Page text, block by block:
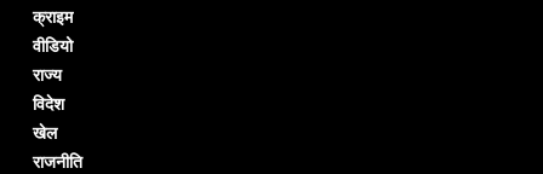
क्राइम
वीडियो
राज्य
विदेश
खेल
राजनीति